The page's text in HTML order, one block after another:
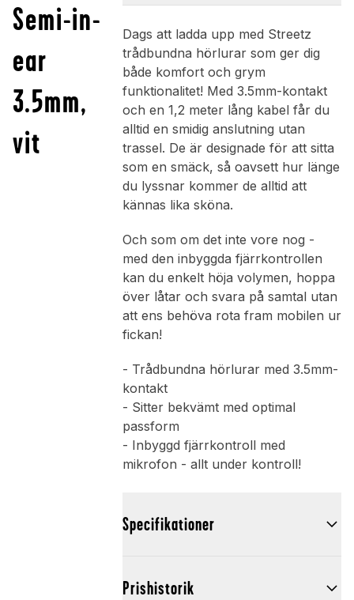
Semi-in-
ear
3.5mm,
vit
Dags att ladda upp med Streetz
trådbundna hörlurar som ger dig
både komfort och grym
funktionalitet! Med 3.5mm-kontakt
och en 1,2 meter lång kabel får du
alltid en smidig anslutning utan
trassel. De är designade för att sitta
som en smäck, så oavsett hur länge
du lyssnar kommer de alltid att
kännas lika sköna.
Och som om det inte vore nog -
med den inbyggda fjärrkontrollen
kan du enkelt höja volymen, hoppa
över låtar och svara på samtal utan
att ens behöva rota fram mobilen ur
fickan!
- Trådbundna hörlurar med 3.5mm-
kontakt
- Sitter bekvämt med optimal
passform
- Inbyggd fjärrkontroll med
mikrofon - allt under kontroll!
Specifikationer
Prishistorik